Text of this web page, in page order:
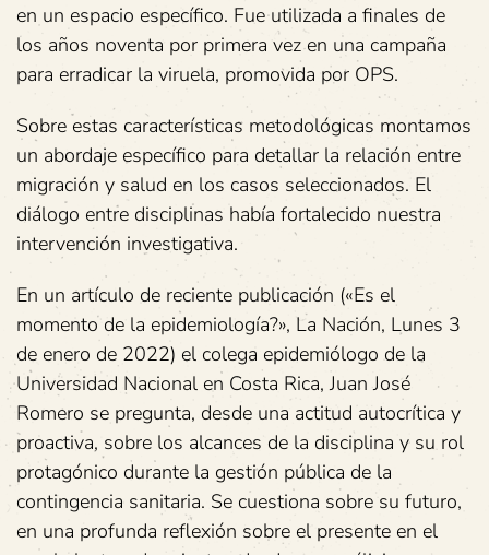
en un espacio específico. Fue utilizada a finales de
los años noventa por primera vez en una campaña
para erradicar la viruela, promovida por OPS.
Sobre estas características metodológicas montamos
un abordaje específico para detallar la relación entre
migración y salud en los casos seleccionados. El
diálogo entre disciplinas había fortalecido nuestra
intervención investigativa.
En un artículo de reciente publicación («Es el
momento de la epidemiología?», La Nación, Lunes 3
de enero de 2022) el colega epidemiólogo de la
Universidad Nacional en Costa Rica, Juan José
Romero se pregunta, desde una actitud autocrítica y
proactiva, sobre los alcances de la disciplina y su rol
protagónico durante la gestión pública de la
contingencia sanitaria. Se cuestiona sobre su futuro,
en una profunda reflexión sobre el presente en el